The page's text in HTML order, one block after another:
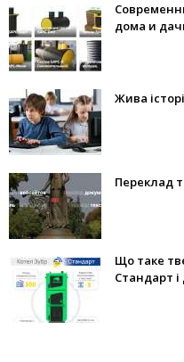
дома и
Жива
Переклад
Що таке
Стандарт